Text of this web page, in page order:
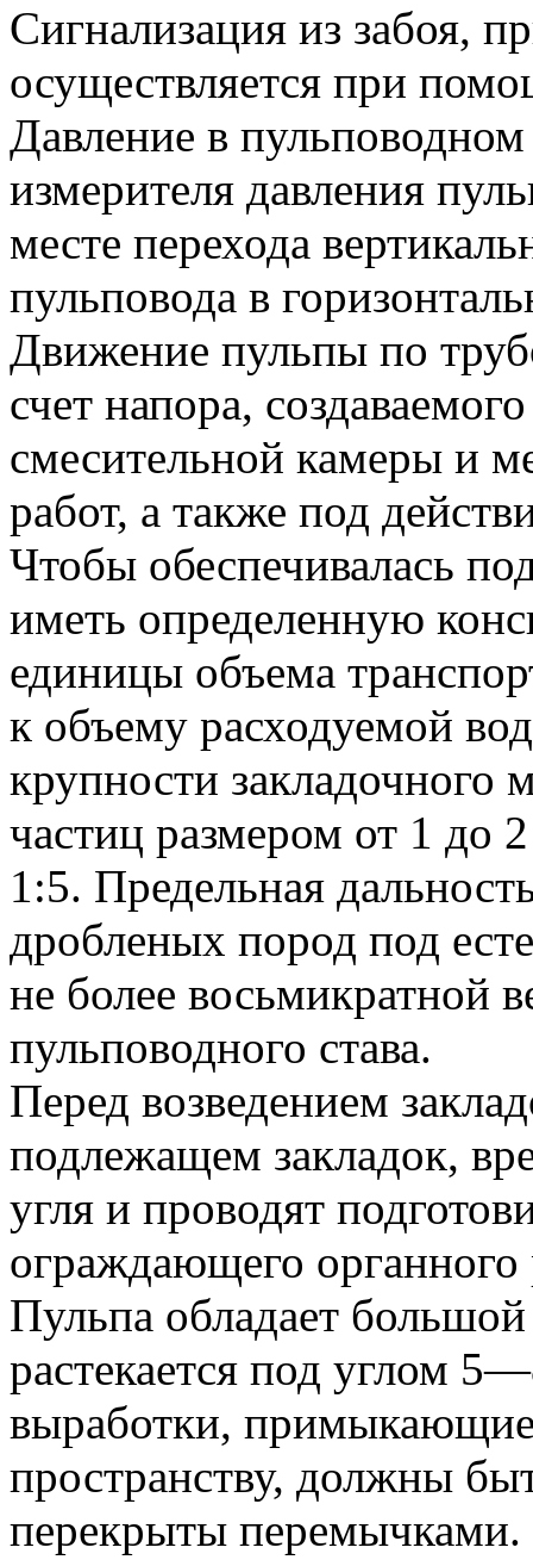
Сигнализация из забоя,
осуществляется при
Давление в
измерителя давления
месте перехода
пульповода в
Движение пульпы по
счет напора,
смесительной камеры и
работ, а также под
Чтобы обеспечивалась
иметь определенную
единицы объема
к объему расходуемой
крупности закладочного
частиц размером от 1
1:5. Предельная
дробленых пород под
не более восьмикратной
пульповодного става.
Перед возведением
подлежащем закладок,
угля и проводят
ограждающего органного
Пульпа обладает
растекается под углом
выработки,
пространству, должны
перекрыты перемычками.